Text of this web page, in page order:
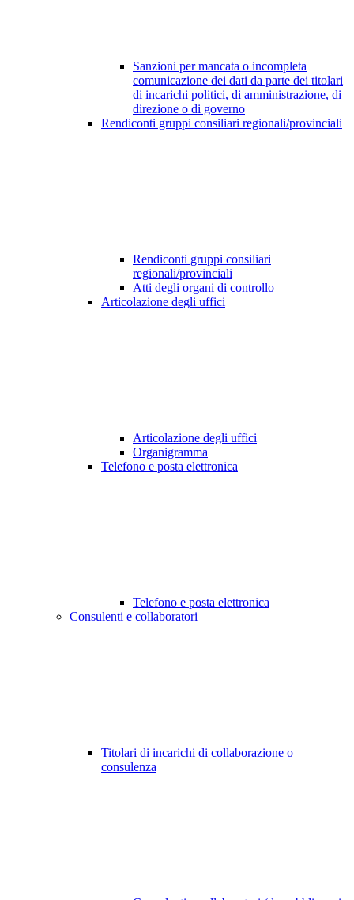
Sanzioni per mancata o incompleta
comunicazione dei dati da parte dei titolari
di incarichi politici, di amministrazione, di
direzione o di governo
Rendiconti gruppi consiliari regionali/provinciali
Rendiconti gruppi consiliari
regionali/provinciali
Atti degli organi di controllo
Articolazione degli uffici
Articolazione degli uffici
Organigramma
Telefono e posta elettronica
Telefono e posta elettronica
Consulenti e collaboratori
Titolari di incarichi di collaborazione o
consulenza